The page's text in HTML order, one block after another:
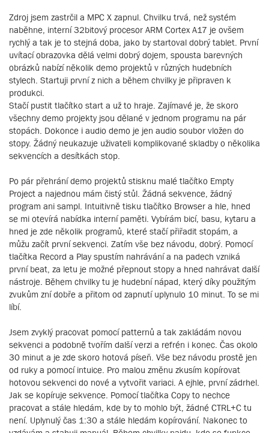
Zdroj jsem zastrčil a MPC X zapnul. Chvilku trvá, než systém
naběhne, interní 32bitový procesor ARM Cortex A17 je ovšem
rychlý a tak je to stejná doba, jako by startoval dobrý tablet. První
uvítací obrazovka dělá velmi dobrý dojem, spousta barevných
obrázků nabízí několik demo projektů v různých hudebních
stylech. Startuji první z nich a během chvilky je připraven k
produkci.
Stačí pustit tlačítko start a už to hraje. Zajímavé je, že skoro
všechny demo projekty jsou dělané v jednom programu na pár
stopách. Dokonce i audio demo je jen audio soubor vložen do
stopy. Žádný neukazuje uživateli komplikované skladby o několika
sekvencích a desítkách stop.
Po pár přehrání demo projektů stisknu malé tlačítko Empty
Project a najednou mám čistý stůl. Žádná sekvence, žádný
program ani sampl. Intuitivně tisku tlačítko Browser a hle, hned
se mi otevírá nabídka interní paměti. Vybírám bicí, basu, kytaru a
hned je zde několik programů, které stačí přiřadit stopám, a
můžu začít první sekvenci. Zatím vše bez návodu, dobrý. Pomocí
tlačítka Record a Play spustím nahrávání a na padech vzniká
první beat, za letu je možné přepnout stopy a hned nahrávat další
nástroje. Během chvilky tu je hudební nápad, který díky použitým
zvukům zní dobře a přitom od zapnutí uplynulo 10 minut. To se mi
líbí.
Jsem zvyklý pracovat pomocí patternů a tak zakládám novou
sekvenci a podobně tvořím další verzi a refrén i konec. Čas okolo
30 minut a je zde skoro hotová píseň. Vše bez návodu prostě jen
od ruky a pomocí intuice. Pro malou změnu zkusím kopírovat
hotovou sekvenci do nové a vytvořit variaci. A ejhle, první zádrhel.
Jak se kopíruje sekvence. Pomocí tlačítka Copy to nechce
pracovat a stále hledám, kde by to mohlo být, žádné CTRL+C tu
není. Uplynulý čas 1:30 a stále hledám kopírování. Nakonec to